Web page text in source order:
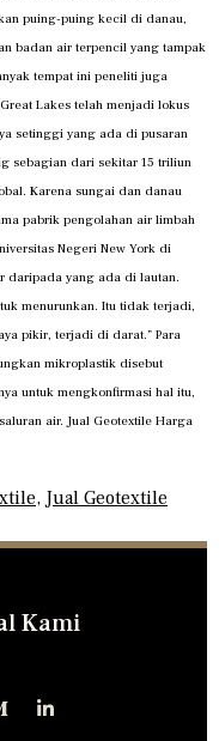
puing-puing kecil di danau,
badan air terpencil yang tampak
tempat ini peneliti juga
Lakes telah menjadi lokus
setinggi yang ada di pusaran
sebagian dari sekitar 15 triliun
Karena sungai dan danau
pabrik pengolahan air limbah
Negeri New York di
daripada yang ada di lautan.
menurunkan. Itu tidak terjadi,
pikir, terjadi di darat.” Para
mikroplastik disebut
untuk mengkonfirmasi hal itu,
air. Jual Geotextile Harga
, Jual Geotextile
Kami